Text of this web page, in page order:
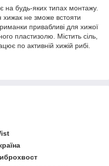
на будь-яких типах монтажу.
не зможе встояти
привабливі для хижої
пластизолю. Містить сіль,
по активній хижій рибі.